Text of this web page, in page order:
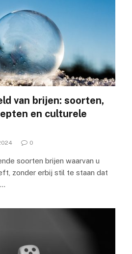
van brijen: soorten,
en culturele
0
soorten brijen waarvan u
zonder erbij stil te staan dat